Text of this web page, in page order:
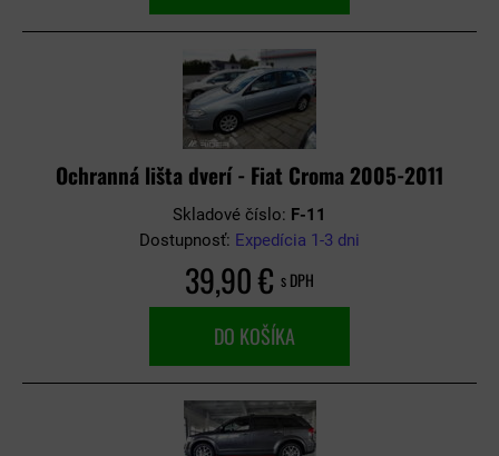
Ochranná lišta dverí - Fiat Croma 2005-2011
Skladové číslo: F-11
Dostupnosť: Expedícia 1-3 dni
39,90 € s DPH
DO KOŠÍKA